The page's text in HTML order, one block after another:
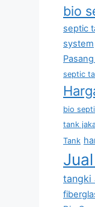
bio
septic
system
septic
bio
tank
Tank
tangki